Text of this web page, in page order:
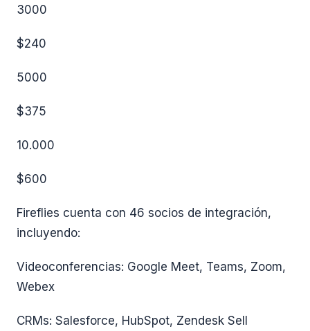
3000
$240
5000
$375
10.000
$600
Fireflies cuenta con 46 socios de integración,
incluyendo:
Videoconferencias: Google Meet, Teams, Zoom,
Webex
CRMs: Salesforce, HubSpot, Zendesk Sell